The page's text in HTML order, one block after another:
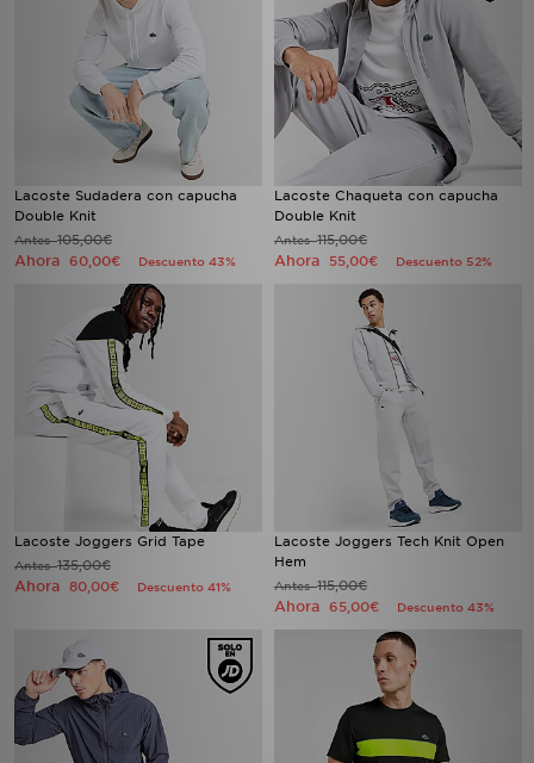
Lacoste Sudadera con capucha
Double Knit
Antes105,00€
Ahora 60,00€ Descuento 43%
Lacoste Chaqueta con capucha
Double Knit
Antes115,00€
Ahora 55,00€ Descuento 52%
Lacoste Joggers Grid Tape
Antes135,00€
Ahora 80,00€ Descuento 41%
Lacoste Joggers Tech Knit Open
Hem
Antes115,00€
Ahora 65,00€ Descuento 43%